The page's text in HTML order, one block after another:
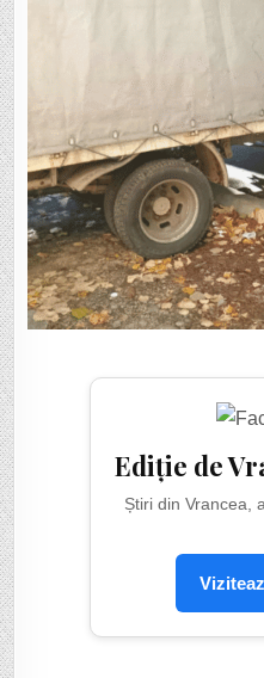
Ediție de
Știri din Vrancea,